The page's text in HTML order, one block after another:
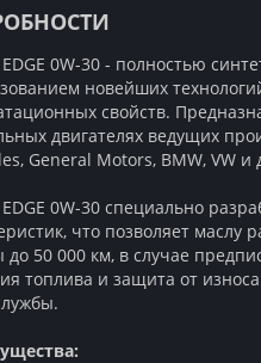
0W-30 - полностью
новейших
свойств.
двигателях ведущих
General Motors, BMW, VW и
0W-30 специально
что позволяет маслу
до 50 000 км, в случае
топлива и защита от